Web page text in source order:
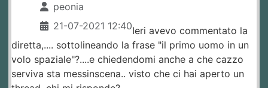
peonia
21-07-2021 12:40Ieri avevo commentato la
diretta,.... sottolineando la frase "il primo uomo in un
volo spaziale"?....e chiedendomi anche a che cazzo
serviva sta messinscena.. visto che ci hai aperto un